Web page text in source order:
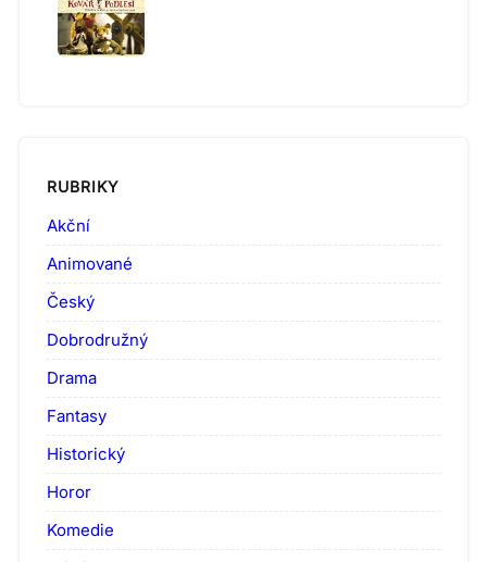
RUBRIKY
Akční
Animované
Český
Dobrodružný
Drama
Fantasy
Historický
Horor
Komedie